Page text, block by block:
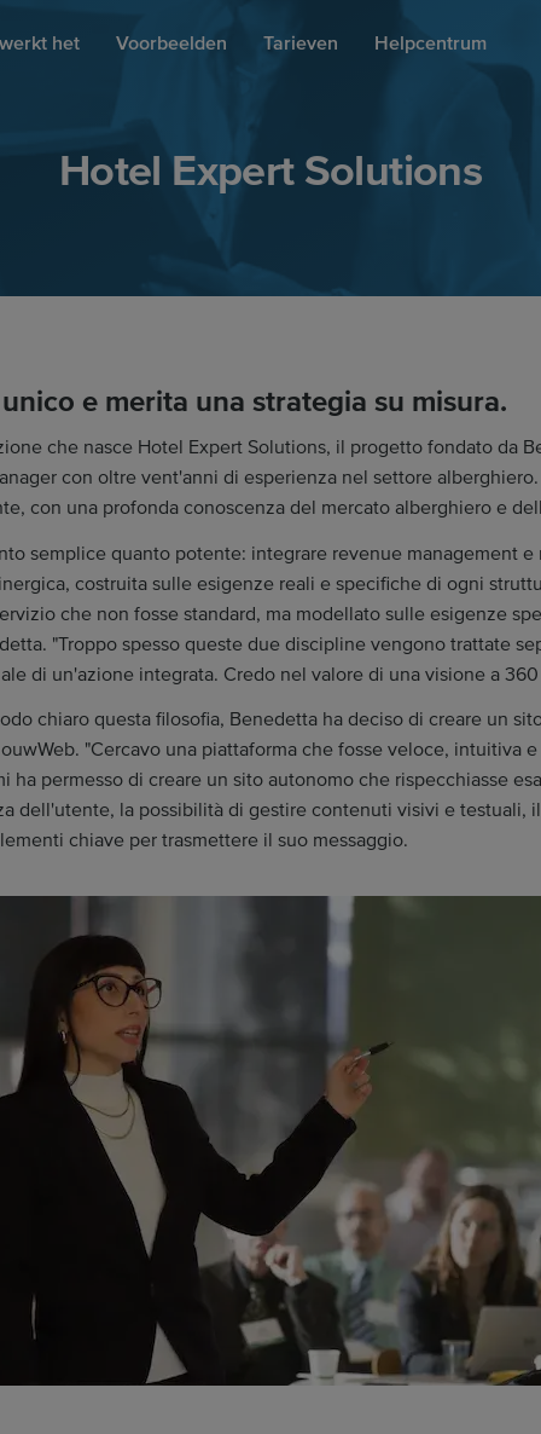
het Voorbeelden Tarieven Helpcentrum
Hotel Expert Solutions
e merita una strategia su misura.
che nasce Hotel Expert Solutions, il progetto fondato da
con oltre vent'anni di esperienza nel settore
con una profonda conoscenza del mercato alberghiero e
semplice quanto potente: integrare revenue management e
costruita sulle esigenze reali e specifiche di ogni
che non fosse standard, ma modellato sulle esigenze
"Troppo spesso queste due discipline vengono trattate
di un'azione integrata. Credo nel valore di una visione a 360
chiaro questa filosofia, Benedetta ha deciso di creare un
"Cercavo una piattaforma che fosse veloce, intuitiva
ha permesso di creare un sito autonomo che rispecchiasse
dell'utente, la possibilità di gestire contenuti visivi e testuali,
chiave per trasmettere il suo messaggio.